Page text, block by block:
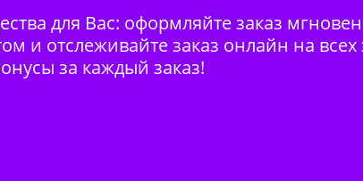
для Вас: оформляйте заказ
и отслеживайте заказ онлайн на
за каждый заказ!